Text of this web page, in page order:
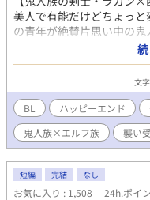
美人で有能だけどちょっ
の青年が絶賛片思い中の
っちゃう、非常にお気軽
最終的には両想いのハッ
なりえっち濃いめなので
の文にごくたまに♡マー
ものをリライトしたもの
さま https://
文
BL ハッピーエンド
鬼人族×エルフ族
襲い
短編 完結 なし
お気に入り : 1,508 24h.ポイ